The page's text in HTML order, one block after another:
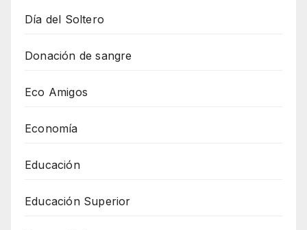
Día del Soltero
Donación de sangre
Eco Amigos
Economía
Educación
Educación Superior